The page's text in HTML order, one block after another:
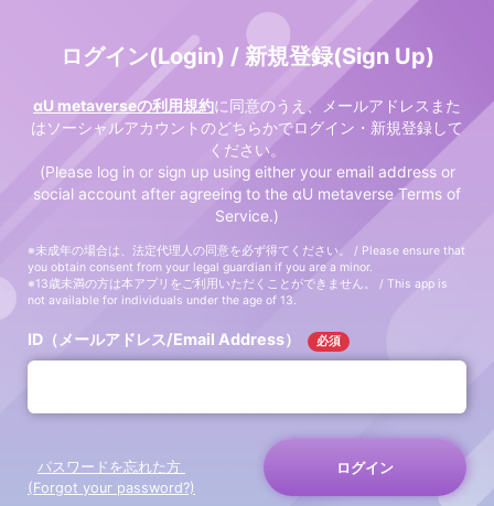
ログイン(Login) / 新規登録(Sign Up)
αU metaverseの利用規約に同意のうえ、メールアドレスまた
はソーシャルアカウントのどちらかでログイン・新規登録して
ください。
(Please log in or sign up using either your email address or
social account after agreeing to the αU metaverse Terms of
Service.)
※未成年の場合は、法定代理人の同意を必ず得てください。 / Please ensure that
you obtain consent from your legal guardian if you are a minor.
※13歳未満の方は本アプリをご利用いただくことができません。 / This app is
not available for individuals under the age of 13.
ID（メールアドレス/Email Address） 必須
ログイン
パスワードを忘れた方
(Forgot your password?)